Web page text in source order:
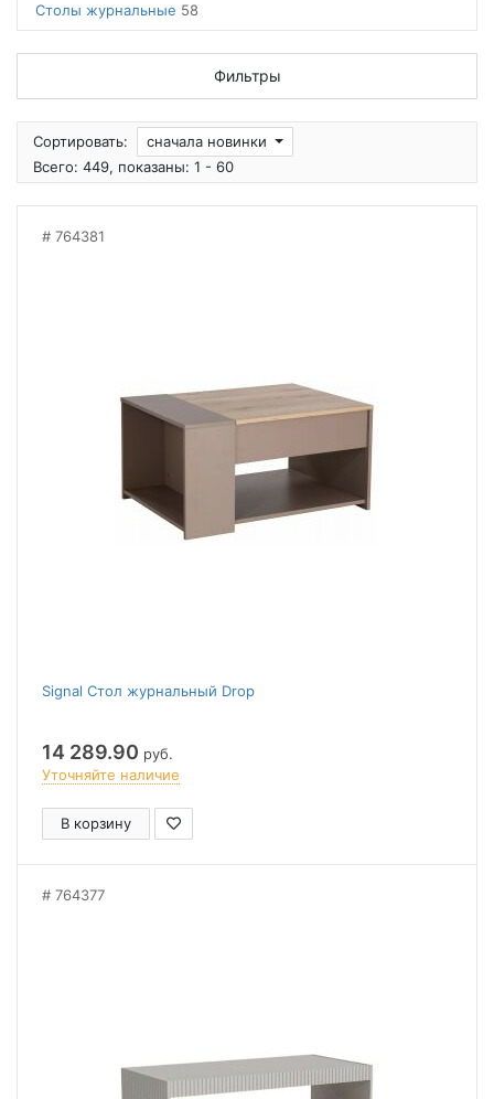
Столы журнальные 58
Фильтры
Сортировать:
сначала новинки
Всего: 449, показаны: 1 - 60
764381
Signal Стол журнальный Drop
14 289.90 руб.
Уточняйте наличие
В корзину
764377